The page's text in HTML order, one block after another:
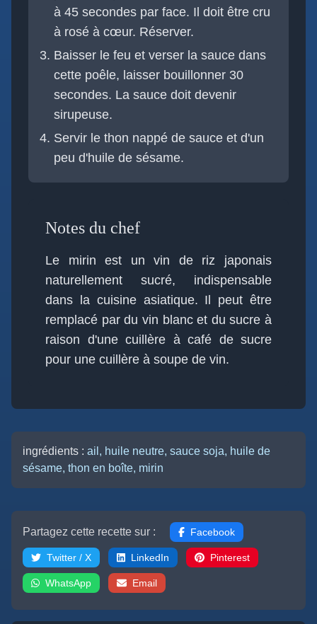
à 45 secondes par face. Il doit être cru
à rosé à cœur. Réserver.
Baisser le feu et verser la sauce dans
cette poêle, laisser bouillonner 30
secondes. La sauce doit devenir
sirupeuse.
Servir le thon nappé de sauce et d'un
peu d'huile de sésame.
Notes du chef
Le mirin est un vin de riz japonais
naturellement sucré, indispensable
dans la cuisine asiatique. Il peut être
remplacé par du vin blanc et du sucre à
raison d'une cuillère à café de sucre
pour une cuillère à soupe de vin.
ingrédients : ail, huile neutre, sauce soja, huile de
sésame, thon en boîte, mirin
Partagez cette recette sur : Facebook
Twitter / X LinkedIn Pinterest
WhatsApp Email